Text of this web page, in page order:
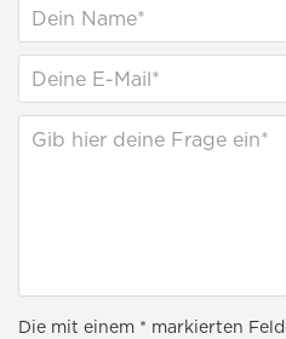
Die mit einem * markierten